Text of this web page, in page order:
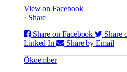
View on Facebook
· Share
Share on Facebook
Share
Linked In
Share by Email
Ökoember